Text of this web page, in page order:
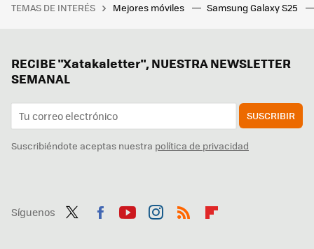
TEMAS DE INTERÉS Mejores móviles Samsung Galaxy S25
RECIBE "Xatakaletter", NUESTRA NEWSLETTER
SEMANAL
SUSCRIBIR
Suscribiéndote aceptas nuestra política de privacidad
Síguenos